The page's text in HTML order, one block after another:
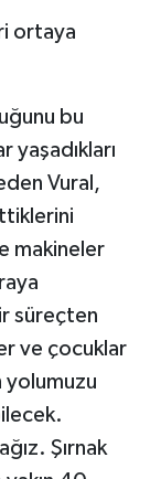
bu
yaşadıkları
Vural,
makineler
süreçten
ve çocuklar
yolumuzu
Şırnak